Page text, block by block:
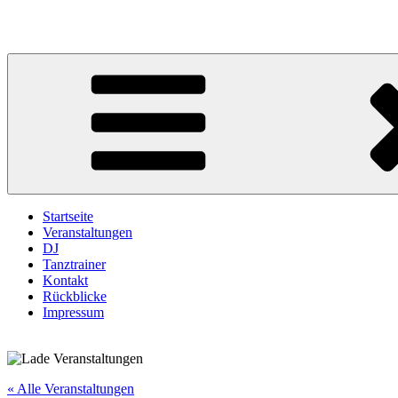
Startseite
Veranstaltungen
DJ
Tanztrainer
Kontakt
Rückblicke
Impressum
« Alle Veranstaltungen